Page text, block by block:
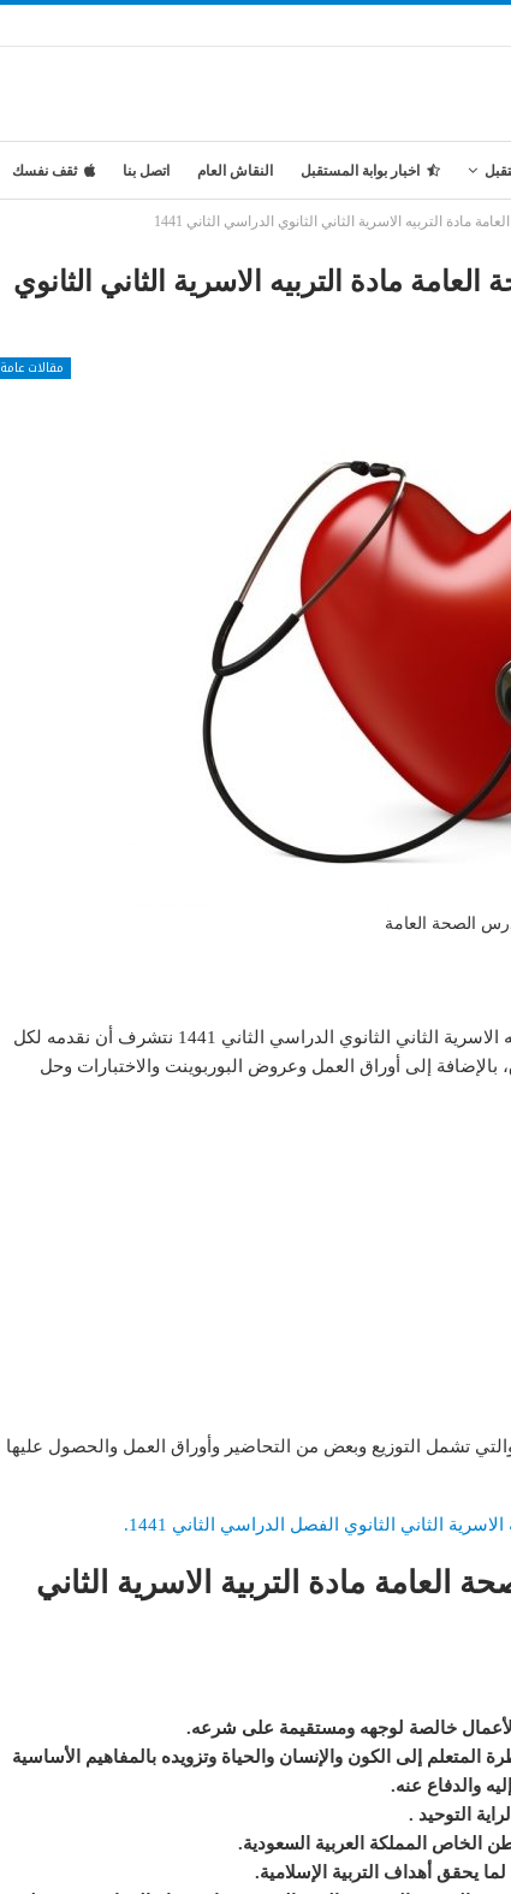
اخبار بوابة المستقبل النقاش العام اتصل بنا ثقف نفسك
التربيه الاسرية الثاني الثانوي الدراسي الثاني 1441
مادة التربيه الاسرية الثاني الثانوي
مقالات عامة
الصحة العامة
تحضير بوابة المستقبل درس الصحة العامة مادة التربيه الاسرية الثاني الثانوي الدراسي الثاني 1441 نتشرف أن نقدمه لكل
إلى أوراق العمل وعروض البوربوينت والاختبارات وحل
تشمل التوزيع وبعض من التحاضير وأوراق العمل والحصول عليها
الثاني الثانوي الفصل الدراسي الثاني 1441.
مادة التربية الاسرية الثاني
خالصة لوجهه ومستقيمة على شرعه.
المتعلم إلى الكون والإنسان والحياة وتزويده بالمفاهيم الأساسية
والدفاع عنه.
التوحيد .
الخاص المملكة العربية السعودية.
يحقق أهداف التربية الإسلامية.